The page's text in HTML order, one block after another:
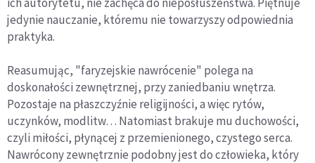
jedynie nauczanie, któremu nie towarzyszy odpowiednia
praktyka.
Reasumując, "faryzejskie nawrócenie" polega na
doskonałości zewnętrznej, przy zaniedbaniu wnętrza.
Pozostaje na płaszczyźnie religijności, a więc rytów,
uczynków, modlitw… Natomiast brakuje mu duchowości,
czyli miłości, płynącej z przemienionego, czystego serca.
Nawrócony zewnętrznie podobny jest do człowieka, który